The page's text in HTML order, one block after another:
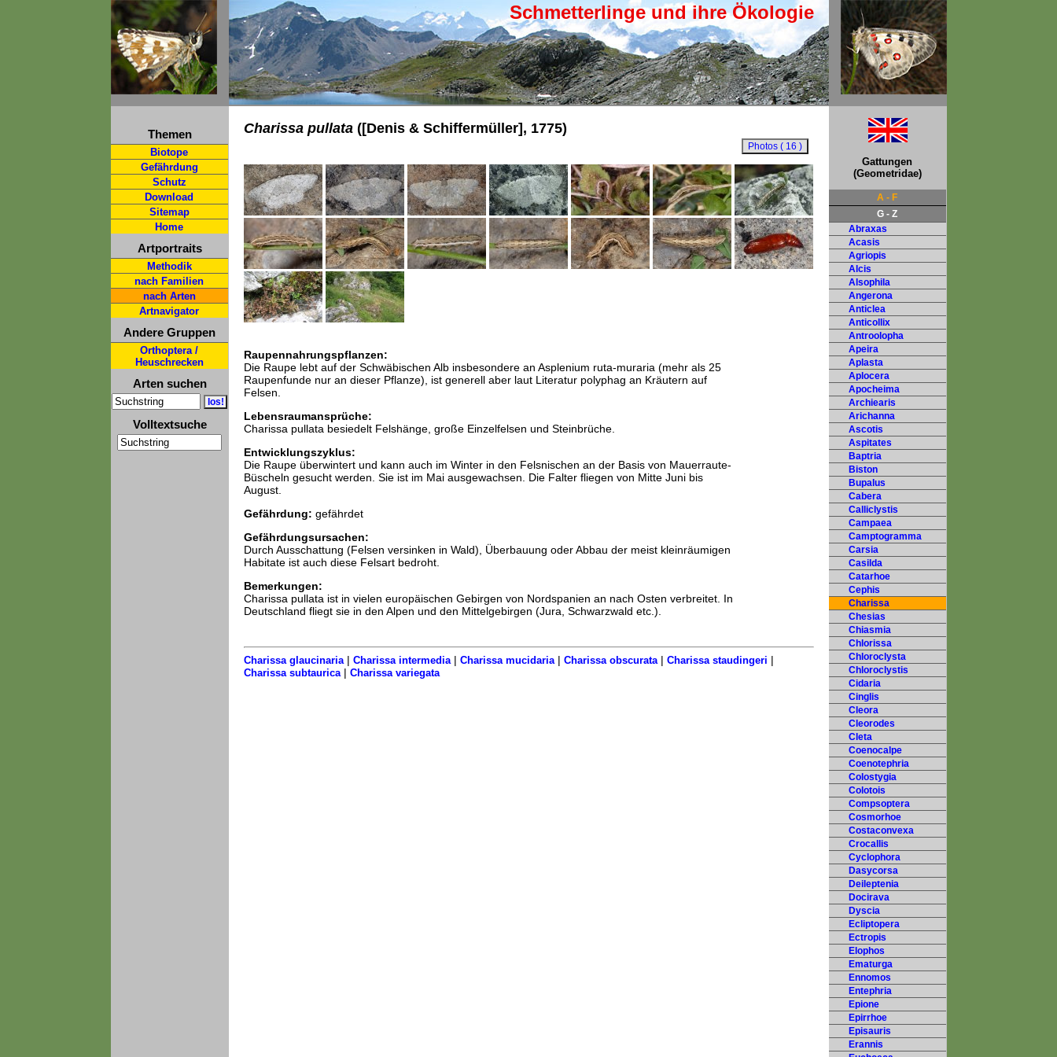
Schmetterlinge und ihre Ökologie
Themen
Biotope
Gefährdung
Schutz
Download
Sitemap
Home
Artportraits
Methodik
nach Familien
nach Arten
Artnavigator
Andere Gruppen
Orthoptera /
Heuschrecken
Arten suchen
Volltextsuche
Charissa pullata([Denis & Schiffermüller], 1775)
Raupennahrungspflanzen:
Die Raupe lebt auf der Schwäbischen Alb insbesondere an Asplenium ruta-muraria (mehr als 25
Raupenfunde nur an dieser Pflanze), ist generell aber laut Literatur polyphag an Kräutern auf
Felsen.
Lebensraumansprüche:
Charissa pullata besiedelt Felshänge, große Einzelfelsen und Steinbrüche.
Entwicklungszyklus:
Die Raupe überwintert und kann auch im Winter in den Felsnischen an der Basis von Mauerraute-
Büscheln gesucht werden. Sie ist im Mai ausgewachsen. Die Falter fliegen von Mitte Juni bis
August.
Gefährdung: gefährdet
Gefährdungsursachen:
Durch Ausschattung (Felsen versinken in Wald), Überbauung oder Abbau der meist kleinräumigen
Habitate ist auch diese Felsart bedroht.
Bemerkungen:
Charissa pullata ist in vielen europäischen Gebirgen von Nordspanien an nach Osten verbreitet. In
Deutschland fliegt sie in den Alpen und den Mittelgebirgen (Jura, Schwarzwald etc.).
Charissa glaucinaria| Charissa intermedia| Charissa mucidaria| Charissa obscurata| Charissa staudingeri |
Charissa subtaurica| Charissa variegata
Gattungen
(Geometridae)
A - F
G - Z
Abraxas
Acasis
Agriopis
Alcis
Alsophila
Angerona
Anticlea
Anticollix
Antroolopha
Apeira
Aplasta
Aplocera
Apocheima
Archiearis
Arichanna
Ascotis
Aspitates
Baptria
Biston
Bupalus
Cabera
Calliclystis
Campaea
Camptogramma
Carsia
Casilda
Catarhoe
Cephis
Charissa
Chesias
Chiasmia
Chlorissa
Chloroclysta
Chloroclystis
Cidaria
Cinglis
Cleora
Cleorodes
Cleta
Coenocalpe
Coenotephria
Colostygia
Colotois
Compsoptera
Cosmorhoe
Costaconvexa
Crocallis
Cyclophora
Dasycorsa
Deileptenia
Docirava
Dyscia
Ecliptopera
Ectropis
Elophos
Ematurga
Ennomos
Entephria
Epione
Epirrhoe
Episauris
Erannis